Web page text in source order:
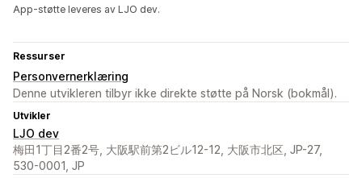
App-støtte leveres av LJO dev.
Ressurser
Personvernerklæring
Denne utvikleren tilbyr ikke direkte støtte på Norsk (bokmål).
Utvikler
LJO dev
梅田1丁目2番2号, 大阪駅前第2ビル12-12, 大阪市北区, JP-27,
530-0001, JP